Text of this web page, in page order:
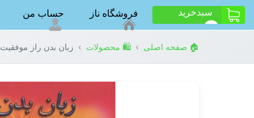
سبد‌خرید فروشگاه ناز حساب من
🏠 صفحه اصلی › 🛍️ محصولات › زبان بدن راز موفقیت